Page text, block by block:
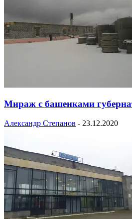
Мираж с башенками
Александр Степанов - 23.12.2020